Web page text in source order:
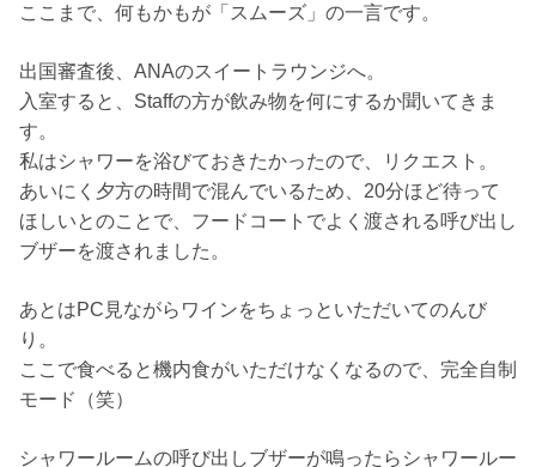
ここまで、何もかもが「スムーズ」の一言です。
出国審査後、ANAのスイートラウンジへ。
入室すると、Staffの方が飲み物を何にするか聞いてきま
す。
私はシャワーを浴びておきたかったので、リクエスト。
あいにく夕方の時間で混んでいるため、20分ほど待って
ほしいとのことで、フードコートでよく渡される呼び出し
ブザーを渡されました。
あとはPC見ながらワインをちょっといただいてのんび
り。
ここで食べると機内食がいただけなくなるので、完全自制
モード（笑）
シャワールームの呼び出しブザーが鳴ったらシャワールー